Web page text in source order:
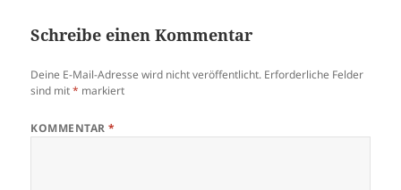
Schreibe einen Kommentar
Deine E-Mail-Adresse wird nicht veröffentlicht. Erforderliche Felder
sind mit* markiert
KOMMENTAR*